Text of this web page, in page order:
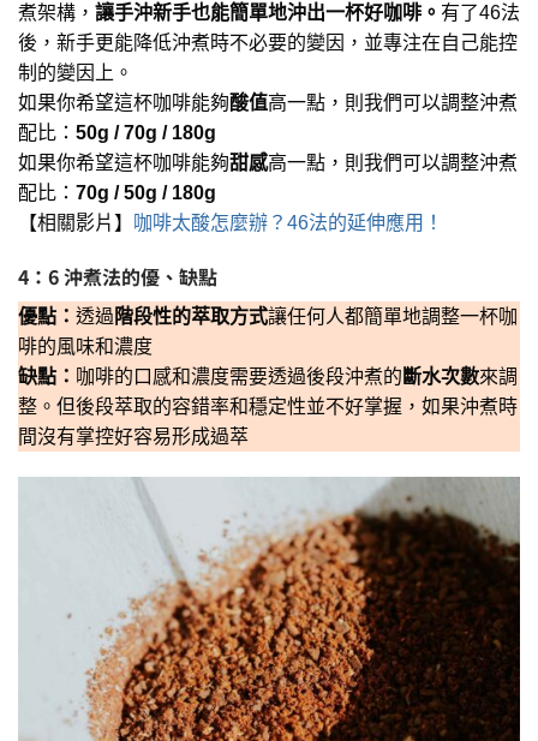
煮架構， 讓手沖新手也能簡單地沖出一杯好咖啡。 有了46法
後，新手更能降低沖煮時不必要的變因，並專注在自己能控
制的變因上。
如果你希望這杯咖啡能夠酸值高一點，則我們可以調整沖煮
配比： 50g / 70g / 180g
如果你希望這杯咖啡能夠甜感高一點，則我們可以調整沖煮
配比： 70g / 50g / 180g
【相關影片】
咖啡太酸怎麼辦？46法的延伸應用！
4：6 沖煮法的優、缺點
優點： 透過 階段性的萃取方式讓任何人都簡單地調整一杯咖
啡的風味和濃度
缺點： 咖啡的口感和濃度需要透過後段沖煮的 斷水次數來調
整。但後段萃取的容錯率和穩定性並不好掌握，如果沖煮時
間沒有掌控好容易形成過萃